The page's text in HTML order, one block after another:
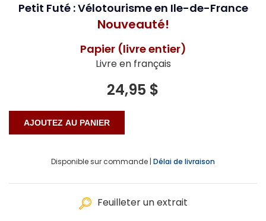
Petit Futé : Vélotourisme en Ile-de-France
Nouveauté!
Papier (livre entier)
Livre en français
24,95 $
Disponible sur commande | Délai de livraison
Feuilleter un extrait